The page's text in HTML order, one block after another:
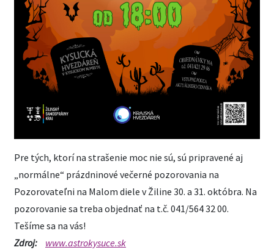
Pre tých, ktorí na strašenie moc nie sú, sú pripravené aj
„normálne“ prázdninové večerné pozorovania na
Pozorovateľni na Malom diele v Žiline 30. a 31. októbra. Na
pozorovanie sa treba objednať na t.č. 041/564 32 00.
Tešíme sa na vás!
Zdroj:
www.astrokysuce.sk